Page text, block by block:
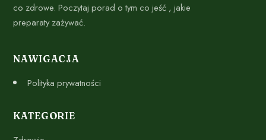
co zdrowe. Poczytaj porad o tym co jeść , jakie
preparaty zażywać.
NAWIGACJA
Polityka prywatności
KATEGORIE